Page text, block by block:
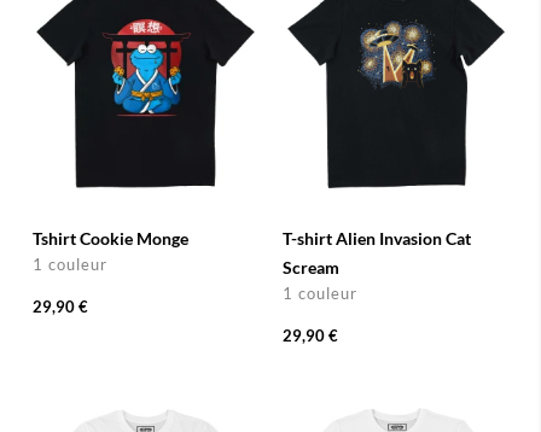
Tshirt Cookie Monge
1 couleur
29,90 €
T-shirt Alien Invasion Cat
Scream
1 couleur
29,90 €